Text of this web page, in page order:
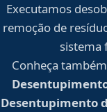
Executamos
remoção de
sistema
Conheça
Desentupimento